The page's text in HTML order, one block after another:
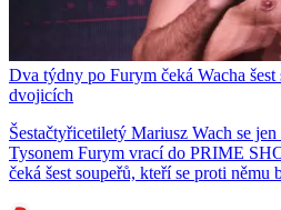
Dva týdny po Furym čeká Wacha
dvojicích
Šestačtyřicetiletý Mariusz Wach se
Tysonem Furym vrací do PRIME
čeká šest soupeřů, kteří se proti